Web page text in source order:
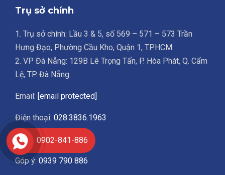
Trụ sở chính
1. Trụ sở chính: Lầu 3 & 5, số 569 – 571 – 573 Trần
Hưng Đạo, Phường Cầu Kho, Quận 1, TPHCM.
2. VP Đà Nẵng: 129B Lê Trọng Tấn, P. Hòa Phát, Q. Cẩm
Lệ, TP. Đà Nẵng.
Email: [email protected]
Điện thoại: 028.3836.1963
Hotline:0902 841 886
Góp ý: 0939 790 886
0902-841-886